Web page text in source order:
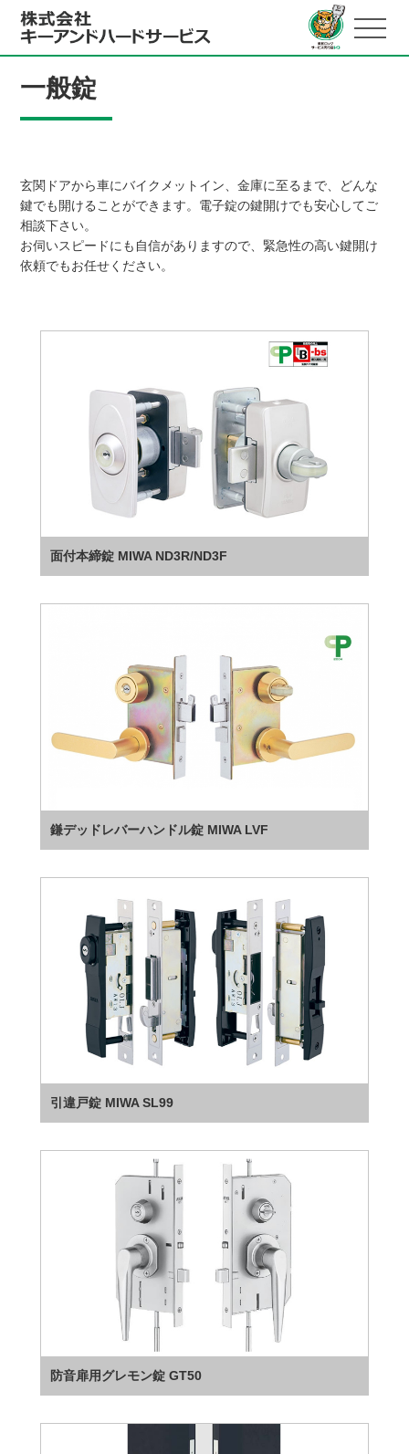
一般錠
玄関ドアから車にバイクメットイン、金庫に至るまで、どんな
鍵でも開けることができます。電子錠の鍵開けでも安心してご
相談下さい。
お伺いスピードにも自信がありますので、緊急性の高い鍵開け
依頼でもお任せください。
面付本締錠 MIWA ND3R/ND3F
鎌デッドレバーハンドル錠 MIWA LVF
引違戸錠 MIWA SL99
防音扉用グレモン錠 GT50